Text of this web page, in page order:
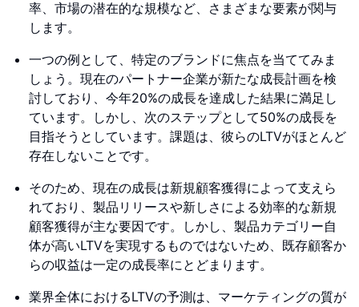
率、市場の潜在的な規模など、さまざまな要素が関与
します。
一つの例として、特定のブランドに焦点を当ててみま
しょう。現在のパートナー企業が新たな成長計画を検
討しており、今年20%の成長を達成した結果に満足し
ています。しかし、次のステップとして50%の成長を
目指そうとしています。課題は、彼らのLTVがほとんど
存在しないことです。
そのため、現在の成長は新規顧客獲得によって支えら
れており、製品リリースや新しさによる効率的な新規
顧客獲得が主な要因です。しかし、製品カテゴリー自
体が高いLTVを実現するものではないため、既存顧客か
らの収益は一定の成長率にとどまります。
業界全体におけるLTVの予測は、マーケティングの質が